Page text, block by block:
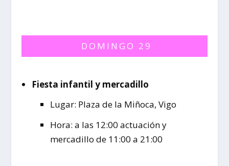
DOMINGO 29
Fiesta infantil y mercadillo
Lugar: Plaza de la Miñoca, Vigo
Hora: a las 12:00 actuación y
mercadillo de 11:00 a 21:00